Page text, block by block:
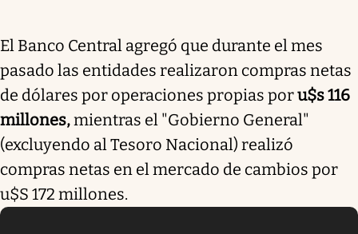
El Banco Central agregó que durante el mes
pasado las entidades realizaron compras netas
de dólares por operaciones propias poru$s 116
millones,mientras el "Gobierno General"
(excluyendo al Tesoro Nacional) realizó
compras netas en el mercado de cambios por
u$S 172 millones.